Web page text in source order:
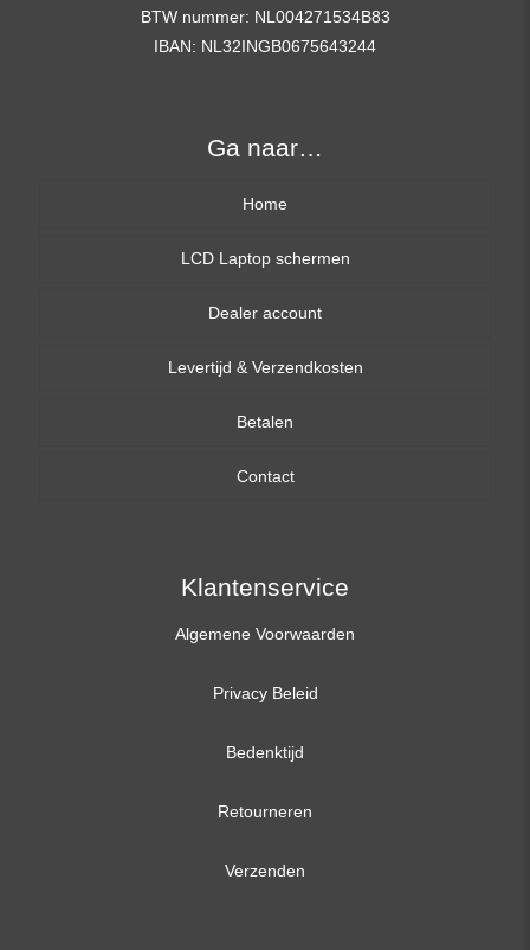
BTW nummer: NL004271534B83
IBAN: NL32INGB0675643244
Ga naar…
Home
LCD Laptop schermen
13,3 inch
14,0 inch
15,6 inch
17,3 inch
Dealer account
Levertijd & Verzendkosten
Betalen
Contact
Klantenservice
Algemene Voorwaarden
Privacy Beleid
Bedenktijd
Retourneren
Verzenden